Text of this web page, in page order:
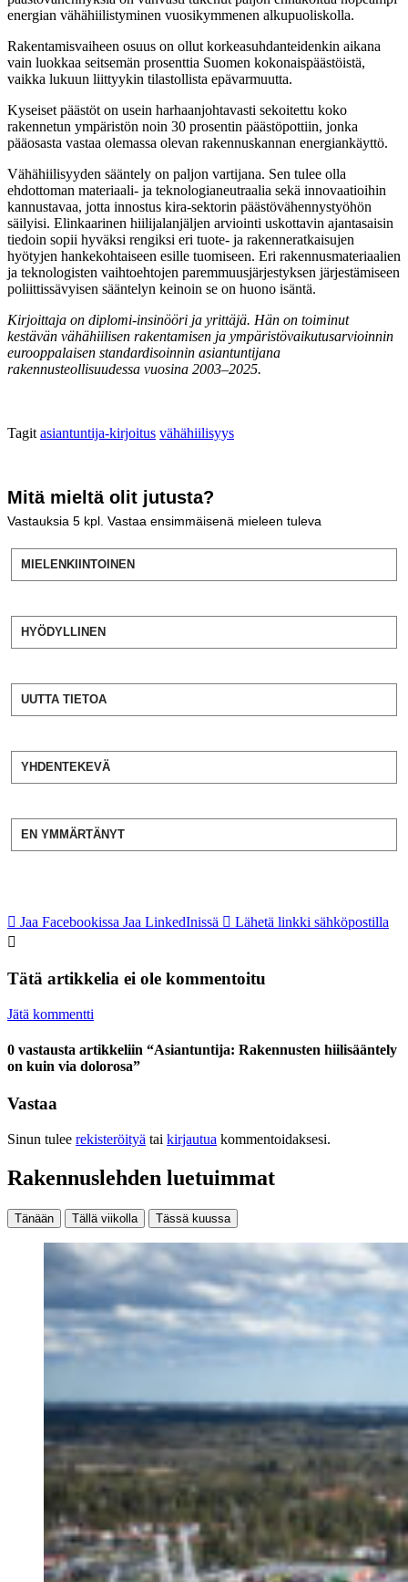
energian vähähiilistyminen vuosikymmenen alkupuoliskolla.
Rakentamisvaiheen osuus on ollut korkeasuhdanteidenkin aikana
vain luokkaa seitsemän prosenttia Suomen kokonaispäästöistä,
vaikka lukuun liittyykin tilastollista epävarmuutta.
Kyseiset päästöt on usein harhaanjohtavasti sekoitettu koko
rakennetun ympäristön noin 30 prosentin päästöpottiin, jonka
pääosasta vastaa olemassa olevan rakennuskannan energiankäyttö.
Vähähiilisyyden sääntely on paljon vartijana. Sen tulee olla
ehdottoman materiaali- ja teknologianeutraalia sekä innovaatioihin
kannustavaa, jotta innostus kira-sektorin päästövähennystyöhön
säilyisi. Elinkaarinen hiilijalanjäljen arviointi uskottavin ajantasaisin
tiedoin sopii hyväksi rengiksi eri tuote- ja rakenneratkaisujen
hyötyjen hankekohtaiseen esille tuomiseen. Eri rakennusmateriaalien
ja teknologisten vaihtoehtojen paremmuusjärjestyksen järjestämiseen
poliittissävyisen sääntelyn keinoin se on huono isäntä.
Kirjoittaja on diplomi-insinööri ja yrittäjä. Hän on toiminut
kestävän vähähiilisen rakentamisen ja ympäristövaikutusarvioinnin
eurooppalaisen standardisoinnin asiantuntijana
rakennusteollisuudessa vuosina 2003–2025.
Tagit asiantuntija-kirjoitus vähähiilisyys
Mitä mieltä olit jutusta?
Vastauksia 5 kpl. Vastaa ensimmäisenä mieleen tuleva
MIELENKIINTOINEN
HYÖDYLLINEN
UUTTA TIETOA
YHDENTEKEVÄ
EN YMMÄRTÄNYT
Jaa Facebookissa Jaa LinkedInissä Lähetä linkki sähköpostilla
Tätä artikkelia ei ole kommentoitu
Jätä kommentti
0 vastausta artikkeliin “Asiantuntija: Rakennusten hiilisääntely
on kuin via dolorosa”
Vastaa
Sinun tulee rekisteröityä tai kirjautua kommentoidaksesi.
Rakennuslehden luetuimmat
Tänään Tällä viikolla Tässä kuussa